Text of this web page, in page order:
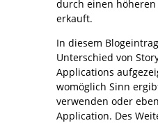
durch einen
erkauft.
In diesem
Unterschied von
Applications
womöglich Sinn
verwenden oder
Application. Des